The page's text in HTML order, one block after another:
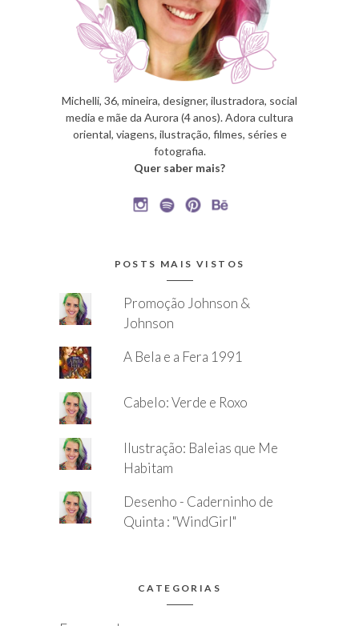
Michelli, 36, mineira, designer, ilustradora, social
media e mãe da Aurora (4 anos). Adora cultura
oriental, viagens, ilustração, filmes, séries e
fotografia.
Quer saber mais?
POSTS MAIS VISTOS
Promoção Johnson &
Johnson
A Bela e a Fera 1991
Cabelo: Verde e Roxo
Ilustração: Baleias que Me
Habitam
Desenho - Caderninho de
Quinta : "WindGirl"
CATEGORIAS